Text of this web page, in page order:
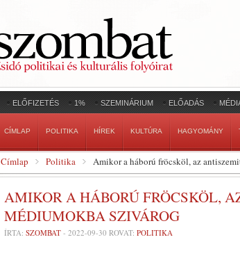
ELŐFIZETÉS 1% SZEMINÁRIUM ELŐADÁS
CÍMLAP POLITIKA HÍREK KULTÚRA HAGYOMÁNY
Címlap Politika Amikor a háború fröcsköl, az
AMIKOR A HÁBORÚ FRÖCSKÖL,
MÉDIUMOKBA SZIVÁROG
ÍRTA: SZOMBAT - 2022-09-30 ROVAT: POLITIKA